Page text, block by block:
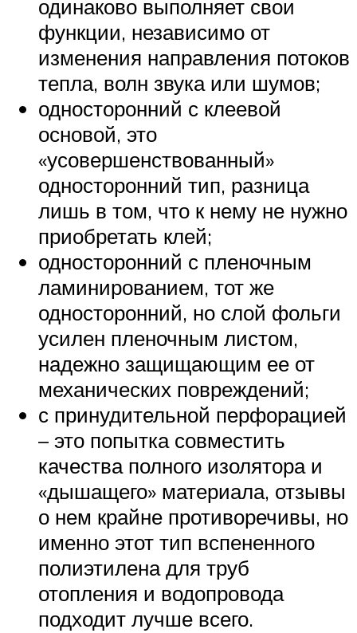
одинаково выполняет свои
функции, независимо от
изменения направления потоков
тепла, волн звука или шумов;
односторонний с клеевой
основой, это
«усовершенствованный»
односторонний тип, разница
лишь в том, что к нему не нужно
приобретать клей;
односторонний с пленочным
ламинированием, тот же
односторонний, но слой фольги
усилен пленочным листом,
надежно защищающим ее от
механических повреждений;
с принудительной перфорацией
– это попытка совместить
качества полного изолятора и
«дышащего» материала, отзывы
о нем крайне противоречивы, но
именно этот тип вспененного
полиэтилена для труб
отопления и водопровода
подходит лучше всего.